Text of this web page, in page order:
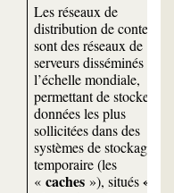
Les réseaux de
distribution de contenus
sont des réseaux de
serveurs disséminés à
l’échelle mondiale,
permettant de stocker les
données les plus
sollicitées dans des
systèmes de stockage
temporaire (les
« caches »), situés«